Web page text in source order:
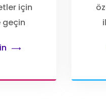
için
geçin